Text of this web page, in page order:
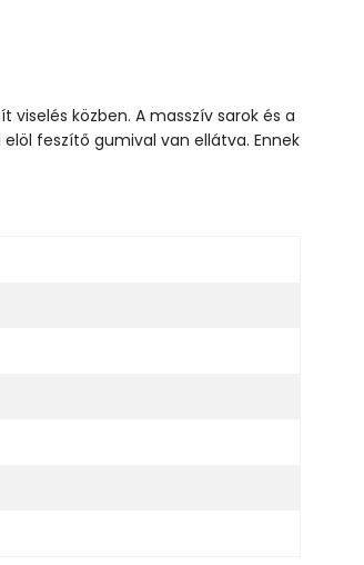
közben. A masszív sarok és a
feszítő gumival van ellátva. Ennek